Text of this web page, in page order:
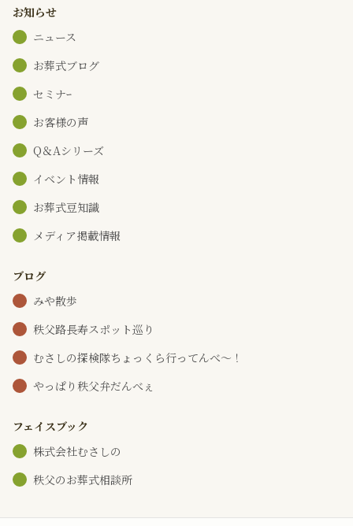
お知らせ
ニュース
お葬式ブログ
セミナｰ
お客様の声
Q＆Aシリーズ
イベント情報
お葬式豆知識
メディア掲載情報
ブログ
みや散歩
秩父路長寿スポット巡り
むさしの探検隊ちょっくら行ってんべ～！
やっぱり秩父弁だんべぇ
フェイスブック
株式会社むさしの
秩父のお葬式相談所